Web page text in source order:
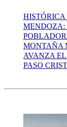
MENDOZA:
MONTAÑA
AVANZA EL
PASO